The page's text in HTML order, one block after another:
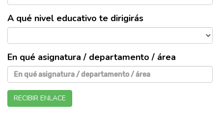
A qué nivel educativo te dirigirás
En qué asignatura / departamento / área
RECIBIR ENLACE